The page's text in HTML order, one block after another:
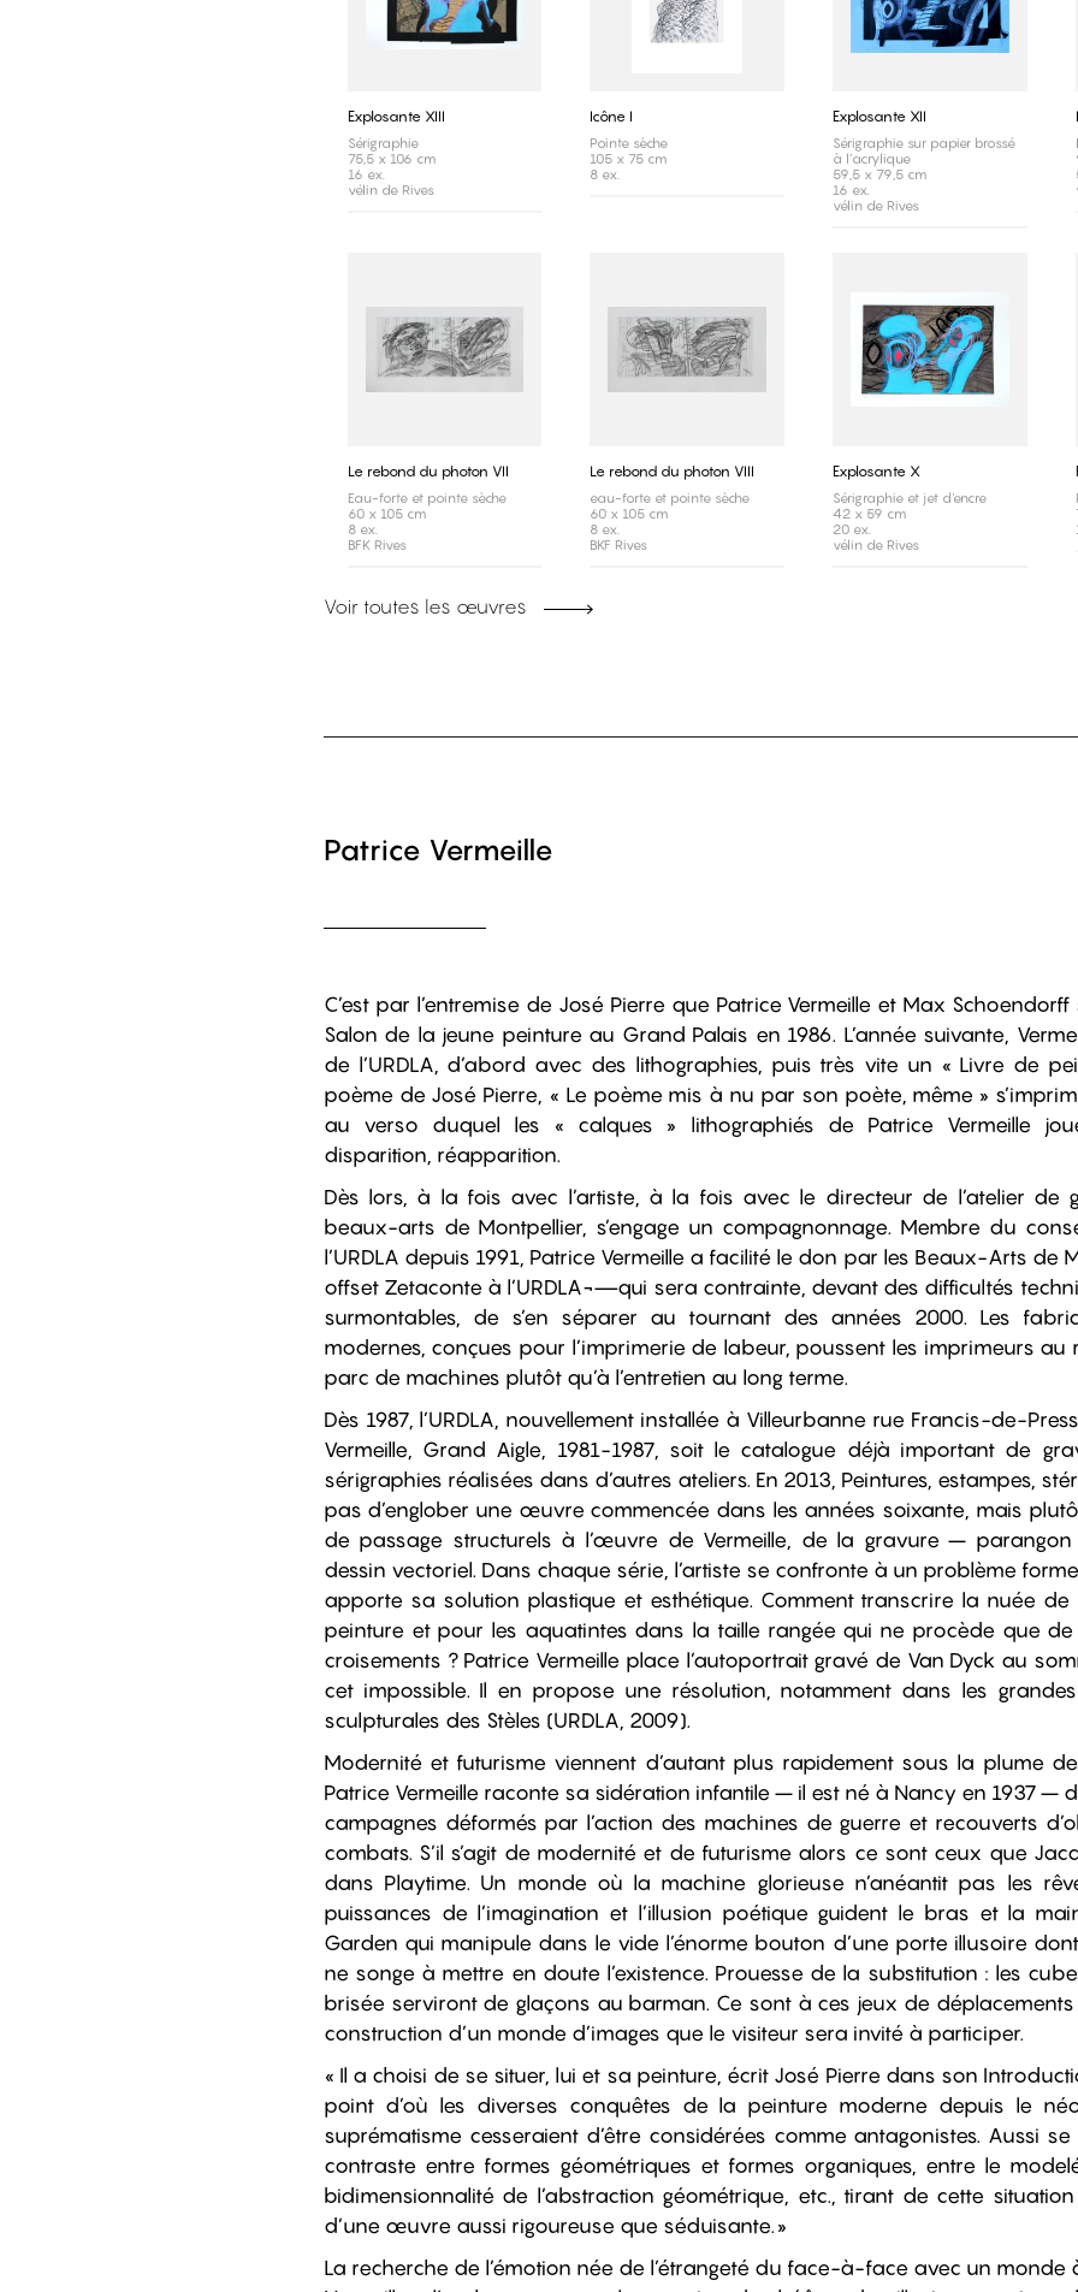
Explosante XIII
Sérigraphie
75,5 x 106 cm
16 ex.
vélin de Rives
Icône I
Pointe sèche
105 x 75 cm
8 ex.
Explosante XII
Sérigraphie sur papier brossé
à l’acrylique
59,5 x 79,5 cm
16 ex.
vélin de Rives
Le rebond du photon VII
Eau-forte et pointe sèche
60 x 105 cm
8 ex.
BFK Rives
Le rebond du photon VIII
eau-forte et pointe sèche
60 x 105 cm
8 ex.
BKF Rives
Explosante X
Sérigraphie et jet d'encre
42 x 59 cm
20 ex.
vélin de Rives
Voir toutes les œuvres
Patrice Vermeille
C’est par l’entremise de José Pierre que Patrice Vermeille et Max
Salon de la jeune peinture au Grand Palais en 1986. L’année suivante,
de l’URDLA, d’abord avec des lithographies, puis très vite un « Livre de
poème de José Pierre, « Le poème mis à nu par son poète, même »
au verso duquel les « calques » lithographiés de Patrice Vermeille
disparition, réapparition.
Dès lors, à la fois avec l’artiste, à la fois avec le directeur de l’atelier de
beaux-arts de Montpellier, s’engage un compagnonnage. Membre du
l’URDLA depuis 1991, Patrice Vermeille a facilité le don par les Beaux-Arts de
offset Zetaconte à l’URDLA¬—qui sera contrainte, devant des difficultés
surmontables, de s’en séparer au tournant des années 2000. Les
modernes, conçues pour l’imprimerie de labeur, poussent les imprimeurs au
parc de machines plutôt qu’à l’entretien au long terme.
Dès 1987, l’URDLA, nouvellement installée à Villeurbanne rue Francis-de-
Vermeille, Grand Aigle, 1981-1987, soit le catalogue déjà important de
sérigraphies réalisées dans d’autres ateliers. En 2013, Peintures, estampes,
pas d’englober une œuvre commencée dans les années soixante, mais
de passage structurels à l’œuvre de Vermeille, de la gravure –
dessin vectoriel. Dans chaque série, l’artiste se confronte à un problème
apporte sa solution plastique et esthétique. Comment transcrire la nuée de
peinture et pour les aquatintes dans la taille rangée qui ne procède que de
croisements ? Patrice Vermeille place l’autoportrait gravé de Van Dyck au
cet impossible. Il en propose une résolution, notamment dans les
sculpturales des Stèles (URDLA, 2009).
Modernité et futurisme viennent d’autant plus rapidement sous la plume
Patrice Vermeille raconte sa sidération infantile – il est né à Nancy en 1937 –
campagnes déformés par l’action des machines de guerre et recouverts
combats. S’il s’agit de modernité et de futurisme alors ce sont ceux que
dans Playtime. Un monde où la machine glorieuse n’anéantit pas les
puissances de l’imagination et l’illusion poétique guident le bras et la
Garden qui manipule dans le vide l’énorme bouton d’une porte illusoire
ne songe à mettre en doute l’existence. Prouesse de la substitution : les
brisée serviront de glaçons au barman. Ce sont à ces jeux de
construction d’un monde d’images que le visiteur sera invité à participer.
« Il a choisi de se situer, lui et sa peinture, écrit José Pierre dans son
point d’où les diverses conquêtes de la peinture moderne depuis le
suprématisme cesseraient d’être considérées comme antagonistes. Aussi
contraste entre formes géométriques et formes organiques, entre le
bidimensionnalité de l’abstraction géométrique, etc., tirant de cette
d’une œuvre aussi rigoureuse que séduisante. »
La recherche de l’émotion née de l’étrangeté du face-à-face avec un monde